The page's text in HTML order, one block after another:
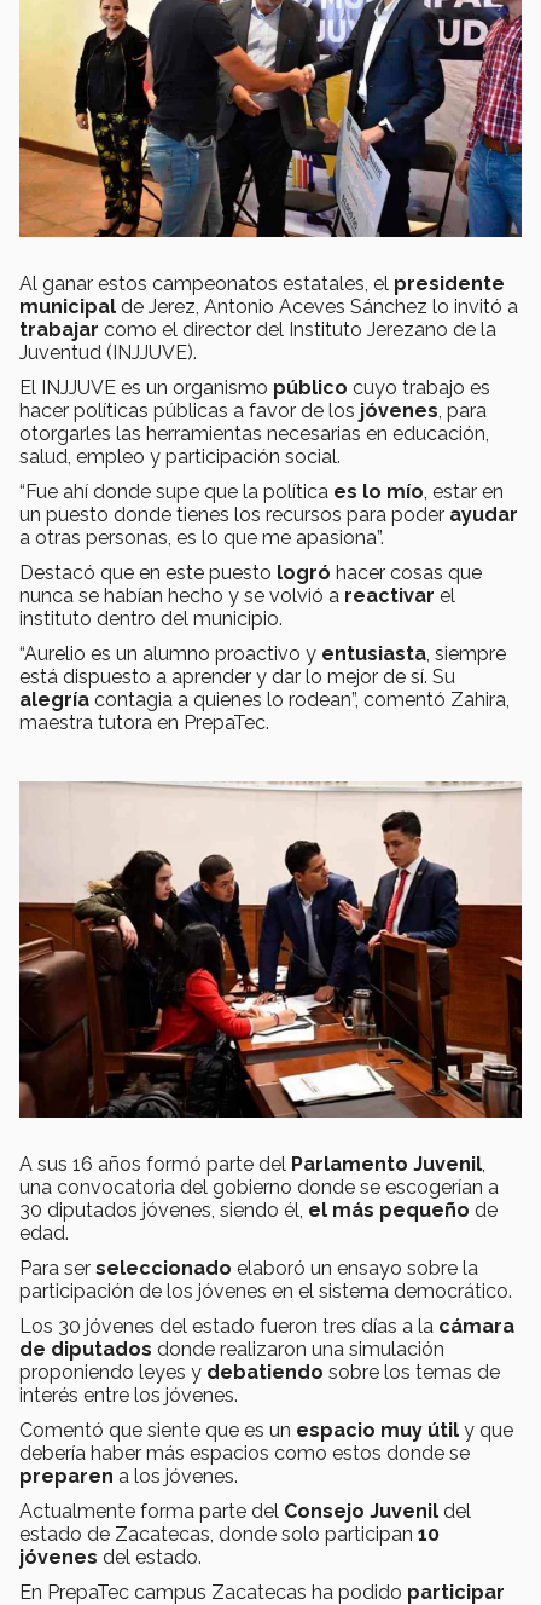
Al ganar estos campeonatos estatales, el presidente
municipal de Jerez, Antonio Aceves Sánchez lo invitó a
trabajar como el director del Instituto Jerezano de la
Juventud (INJJUVE).
El INJJUVE es un organismo público cuyo trabajo es
hacer políticas públicas a favor de los jóvenes, para
otorgarles las herramientas necesarias en educación,
salud, empleo y participación social.
“Fue ahí donde supe que la política es lo mío, estar en
un puesto donde tienes los recursos para poder ayudar
a otras personas, es lo que me apasiona”.
Destacó que en este puesto logró hacer cosas que
nunca se habían hecho y se volvió a reactivar el
instituto dentro del municipio.
“Aurelio es un alumno proactivo y entusiasta, siempre
está dispuesto a aprender y dar lo mejor de sí. Su
alegría contagia a quienes lo rodean”, comentó Zahira,
maestra tutora en PrepaTec.
A sus 16 años formó parte del Parlamento Juvenil
una convocatoria del gobierno donde se escogerían a
30 diputados jóvenes, siendo él, el más pequeño de
edad.
Para ser seleccionado elaboró un ensayo sobre la
participación de los jóvenes en el sistema democrático.
Los 30 jóvenes del estado fueron tres días a la cámara
de diputados donde realizaron una simulación
proponiendo leyes y debatiendo sobre los temas de
interés entre los jóvenes.
Comentó que siente que es un espacio muy útil y que
debería haber más espacios como estos donde se
preparen a los jóvenes.
Actualmente forma parte del Consejo Juvenil del
estado de Zacatecas, donde solo participan 10
jóvenes del estado.
En PrepaTec campus Zacatecas ha podido participar